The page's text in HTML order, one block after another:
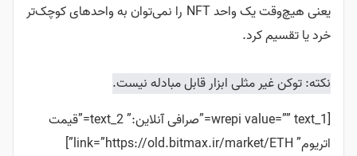
یعنی هیچ‌‌وقت یک واحد NFT را نمی‌توان به واحدهای کوچک‌تر
خرد یا تقسیم کرد.
نکته: توکن غیر مثلی ابزار قابل مبادله نیست.
[wrepi value=”” text_1=”صرافی آنلاین:” text_2=”قیمت
اتریوم” link=”https://old.bitmax.ir/market/ETH”]